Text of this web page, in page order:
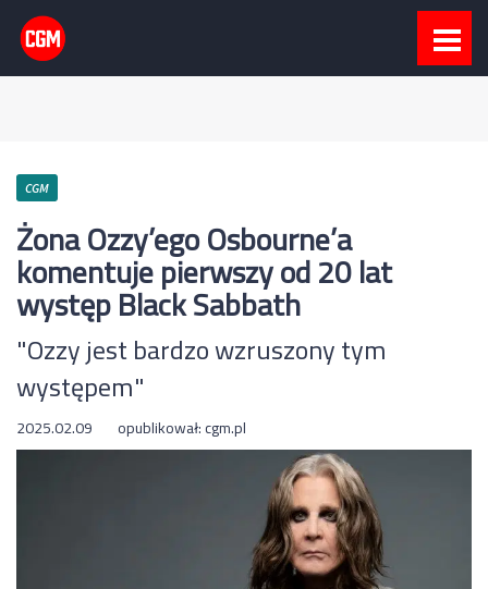
CGM
Żona Ozzy’ego Osbourne’a
komentuje pierwszy od 20 lat
występ Black Sabbath
"Ozzy jest bardzo wzruszony tym
występem"
2025.02.09 opublikował:cgm.pl